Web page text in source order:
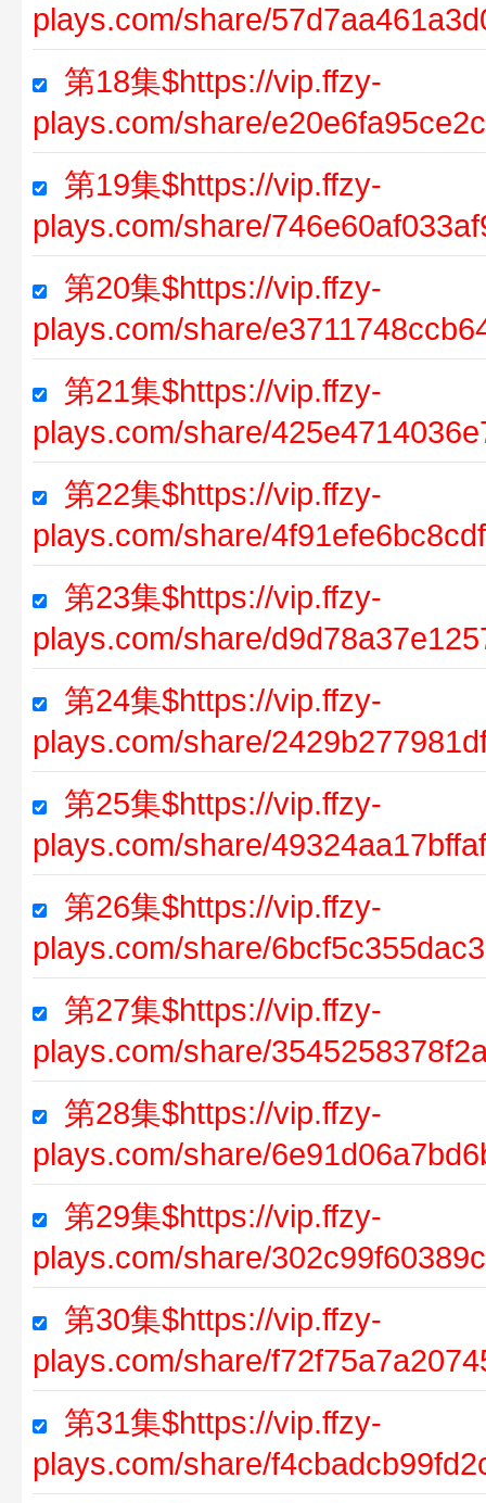
plays.com/share/
第18集$https://vip.ffzy-
plays.com/share/
第19集$https://vip.ffzy-
plays.com/share/
第20集$https://vip.ffzy-
plays.com/share/
第21集$https://vip.ffzy-
plays.com/share/
第22集$https://vip.ffzy-
plays.com/share/
第23集$https://vip.ffzy-
plays.com/share/
第24集$https://vip.ffzy-
plays.com/share/
第25集$https://vip.ffzy-
plays.com/share/
第26集$https://vip.ffzy-
plays.com/share/
第27集$https://vip.ffzy-
plays.com/share/
第28集$https://vip.ffzy-
plays.com/share/
第29集$https://vip.ffzy-
plays.com/share/
第30集$https://vip.ffzy-
plays.com/share/
第31集$https://vip.ffzy-
plays.com/share/